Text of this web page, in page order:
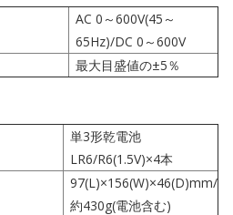
AC 0～600V(45～
65Hz)/DC 0～600V
最大目盛値の±5％
単3形乾電池
LR6/R6(1.5V)×4本
97(L)×156(W)×46(D)mm/
約430g(電池含む)